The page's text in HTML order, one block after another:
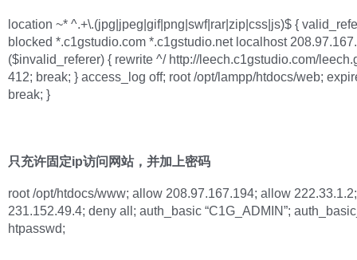
location ~* ^.+\.(jpg|jpeg|gif|png|swf|rar|zip|css|js)$ {
blocked *.c1gstudio.com *.c1gstudio.net localhost
($invalid_referer) { rewrite ^/ http://leech.c1gstudio.com/
412; break; } access_log off; root /opt/lampp/htdocs/web;
break; }
只充许固定ip访问网站，并加上密码
root /opt/htdocs/www; allow 208.97.167.194; allow
231.152.49.4; deny all; auth_basic “C1G_ADMIN”;
htpasswd;